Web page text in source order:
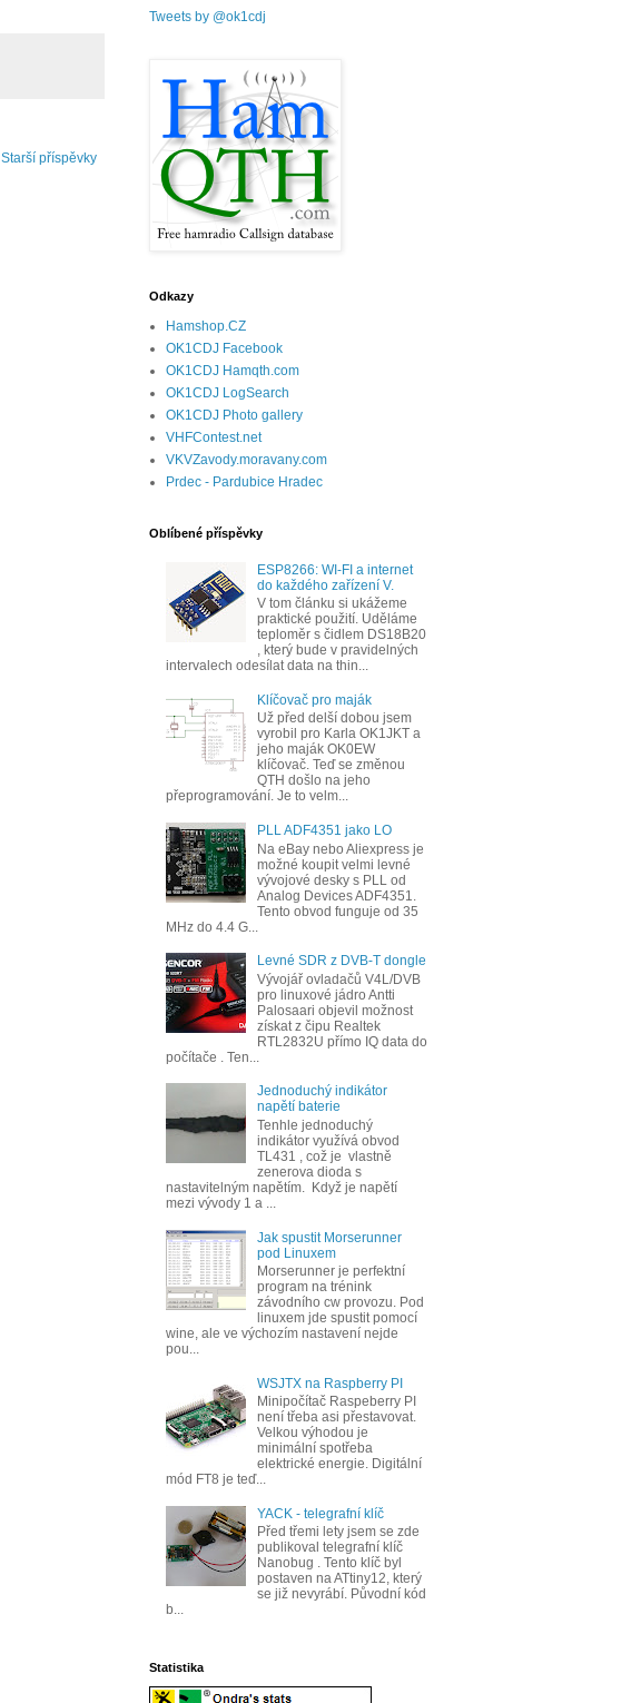
Starší příspěvky
Tweets by @ok1cdj
Odkazy
Hamshop.CZ
OK1CDJ Facebook
OK1CDJ Hamqth.com
OK1CDJ LogSearch
OK1CDJ Photo gallery
VHFContest.net
VKVZavody.moravany.com
Prdec - Pardubice Hradec
Oblíbené příspěvky
ESP8266: WI-FI a internet
do každého zařízení V.
V tom článku si ukážeme
praktické použití. Uděláme
teploměr s čidlem DS18B20
, který bude v pravidelných
intervalech odesílat data na thin...
Klíčovač pro maják
Už před delší dobou jsem
vyrobil pro Karla OK1JKT a
jeho maják OK0EW
klíčovač. Teď se změnou
QTH došlo na jeho
přeprogramování. Je to velm...
PLL ADF4351 jako LO
Na eBay nebo Aliexpress je
možné koupit velmi levné
vývojové desky s PLL od
Analog Devices ADF4351.
Tento obvod funguje od 35
MHz do 4.4 G...
Levné SDR z DVB-T dongle
Vývojář ovladačů V4L/DVB
pro linuxové jádro Antti
Palosaari objevil možnost
získat z čipu Realtek
RTL2832U přímo IQ data do
počítače . Ten...
Jednoduchý indikátor
napětí baterie
Tenhle jednoduchý
indikátor využívá obvod
TL431 , což je vlastně
zenerova dioda s
nastavitelným napětím. Když je napětí
mezi vývody 1 a ...
Jak spustit Morserunner
pod Linuxem
Morserunner je perfektní
program na trénink
závodního cw provozu. Pod
linuxem jde spustit pomocí
wine, ale ve výchozím nastavení nejde
pou...
WSJTX na Raspberry PI
Minipočítač Raspeberry PI
není třeba asi přestavovat.
Velkou výhodou je
minimální spotřeba
elektrické energie. Digitální
mód FT8 je teď...
YACK - telegrafní klíč
Před třemi lety jsem se zde
publikoval telegrafní klíč
Nanobug . Tento klíč byl
postaven na ATtiny12, který
se již nevyrábí. Původní kód
b...
Statistika